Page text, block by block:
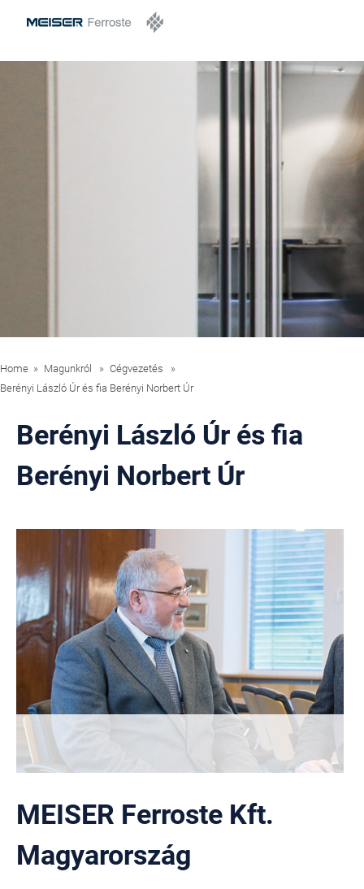
Home Magunkról
Cégvezetés
Berényi László Úr és fia Berényi Norbert Úr
Berényi László Úr és fia
Berényi Norbert Úr
MEISER Ferroste Kft.
Magyarország